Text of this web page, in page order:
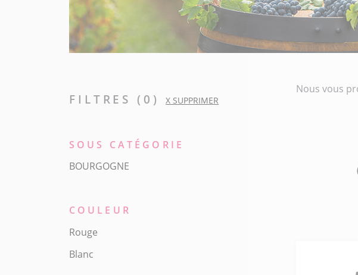
FILTRES ( 0 ) X SUPPRIMER
SOUS CATÉGORIE
BOURGOGNE
COULEUR
Rouge
Blanc
Nous vous